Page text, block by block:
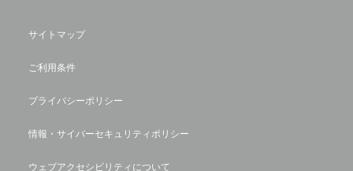
サイトマップ
ご利用条件
プライバシーポリシー
情報・サイバーセキュリティポリシー
ウェブアクセシビリティについて